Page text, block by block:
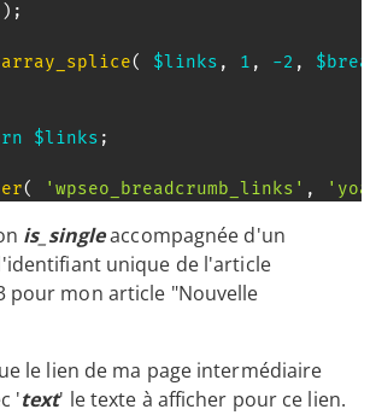
) ;
array_splice( $links , 1 , -2 ,
$links ;
( 'wpseo_breadcrumb_links' ,
is_singleaccompagnée d'un
unique de l'article
pour mon article "Nouvelle
le lien de ma page intermédiaire
'text' le texte à afficher pour ce lien.